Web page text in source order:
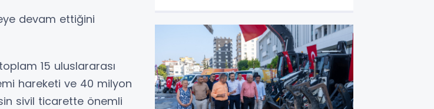
devam ettiğini
15 uluslararası
hareketi ve 40 milyon
sivil ticarette önemli